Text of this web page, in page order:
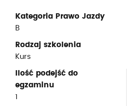
Kategoria Prawo Jazdy
B
Rodzaj szkolenia
Kurs
Ilość podejść do
egzaminu
1